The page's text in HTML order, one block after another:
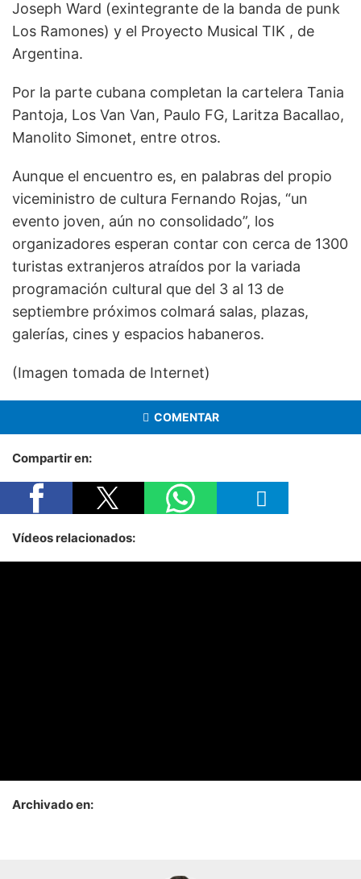
Joseph Ward (exintegrante de la banda de punk
Los Ramones) y el Proyecto Musical TIK , de
Argentina.
Por la parte cubana completan la cartelera Tania
Pantoja, Los Van Van, Paulo FG, Laritza Bacallao,
Manolito Simonet, entre otros.
Aunque el encuentro es, en palabras del propio
viceministro de cultura Fernando Rojas, “un
evento joven, aún no consolidado”, los
organizadores esperan contar con cerca de 1300
turistas extranjeros atraídos por la variada
programación cultural que del 3 al 13 de
septiembre próximos colmará salas, plazas,
galerías, cines y espacios habaneros.
(Imagen tomada de Internet)
COMENTAR
Compartir en:
Vídeos relacionados:
Archivado en: